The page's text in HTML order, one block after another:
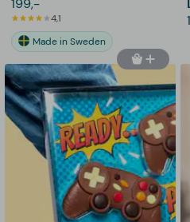
199,-
4,1
Made in Sweden